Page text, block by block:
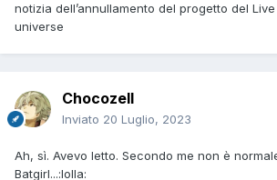
notizia dell’annullamento del progetto del
universe
Chocozell
Inviato 20 Luglio, 2023
Ah, sì. Avevo letto. Secondo me non è
Batgirl...:lolla: